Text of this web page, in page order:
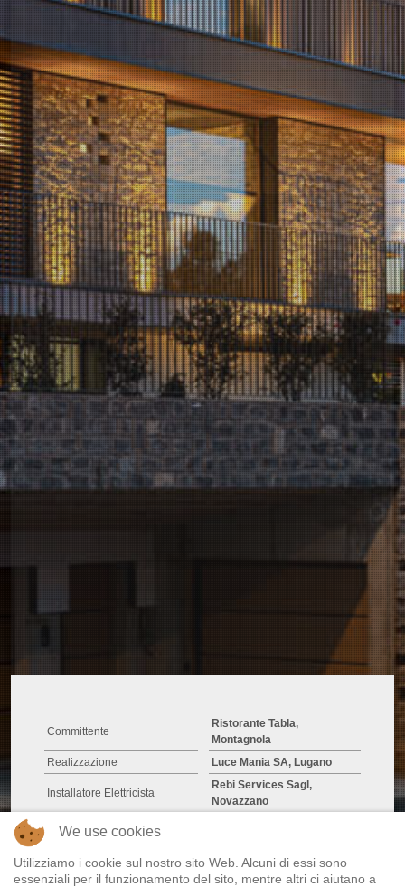
Committente
Ristorante Tabla,
Montagnola
Realizzazione
Luce Mania SA, Lugano
Installatore Elettricista
Rebi Services Sagl,
Novazzano
We use cookies
Utilizziamo i cookie sul nostro sito Web. Alcuni di essi sono
essenziali per il funzionamento del sito, mentre altri ci aiutano a